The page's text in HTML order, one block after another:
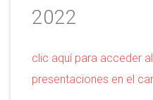
2022
clic aquí para acceder
presentaciones en el